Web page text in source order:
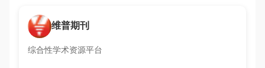
维普期刊
综合性学术资源平台